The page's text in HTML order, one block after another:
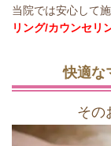
当院では安心して
リング/カウンセリ
快適な
その